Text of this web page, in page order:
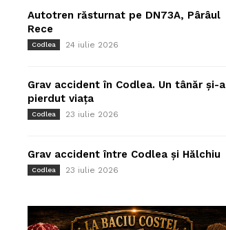
Autotren răsturnat pe DN73A, Pârâul
Rece
Codlea 24 iulie 2026
Grav accident în Codlea. Un tânăr și-a
pierdut viața
Codlea 23 iulie 2026
Grav accident între Codlea și Hălchiu
Codlea 23 iulie 2026